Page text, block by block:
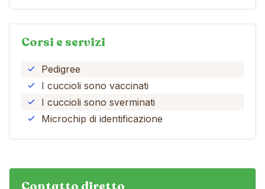
Corsi e servizi
Pedigree
I cuccioli sono vaccinati
I cuccioli sono sverminati
Microchip di identificazione